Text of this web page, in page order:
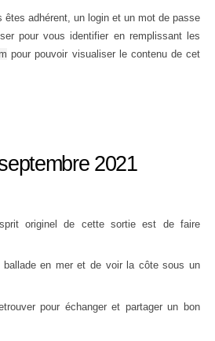
adhérent, un login et un mot de passe
pour vous identifier en remplissant les
pour pouvoir visualiser le contenu de cet
2021
originel de cette sortie est de faire
ballade en mer et de voir la côte sous un
pour échanger et partager un bon